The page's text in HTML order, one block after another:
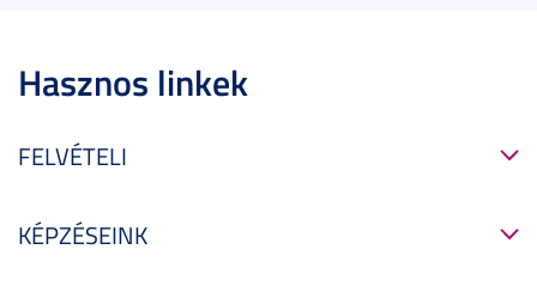
Hasznos linkek
FELVÉTELI
KÉPZÉSEINK